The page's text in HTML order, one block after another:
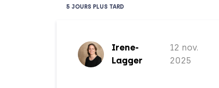
5 JOURS PLUS TARD
Irene-
Lagger
12 nov.
2025